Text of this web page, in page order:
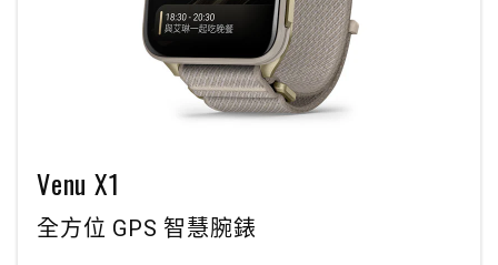
Venu X1
全方位 GPS 智慧腕錶